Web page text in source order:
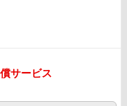
サービス